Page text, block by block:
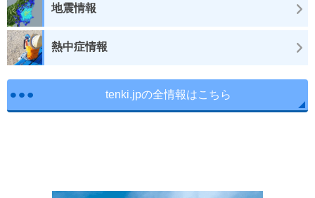
地震情報
熱中症情報
tenki.jpの全情報はこちら